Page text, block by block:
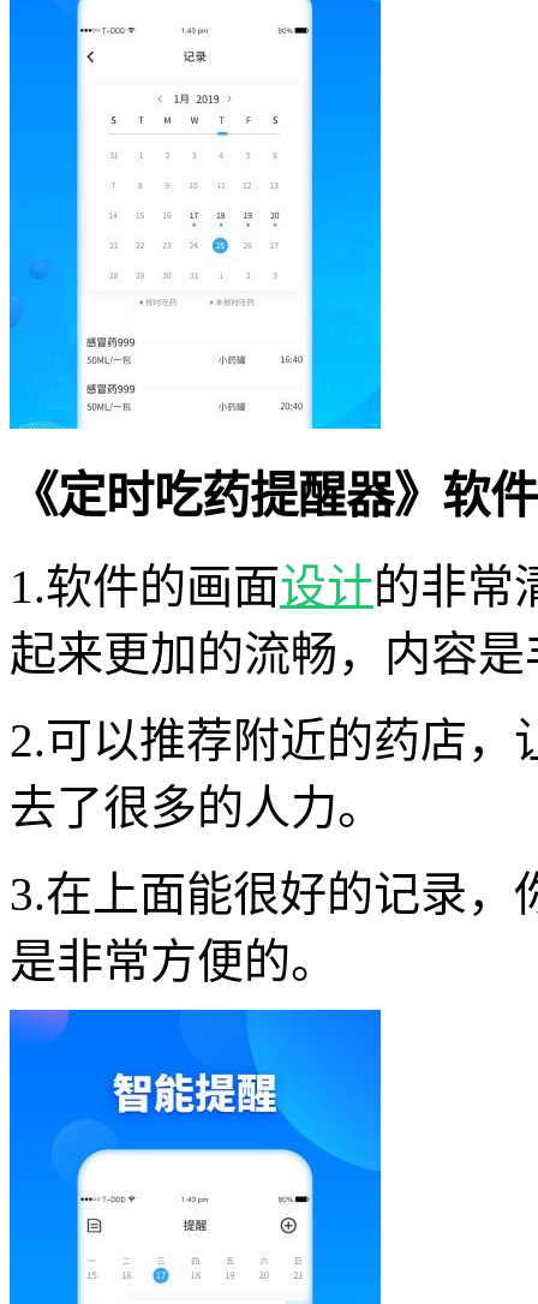
《定时吃药提醒器》软
1.软件的画面设计的非常
起来更加的流畅，内容
2.可以推荐附近的药店
去了很多的人力。
3.在上面能很好的记录
是非常方便的。